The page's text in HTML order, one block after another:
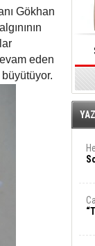
Gökhan
eden